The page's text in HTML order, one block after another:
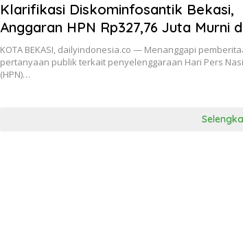
Klarifikasi Diskominfosantik Bekasi,
Anggaran HPN Rp327,76 Juta Murni
APBD,Media Minta Nama EO &
dugaan dana tambahan
KOTA BEKASI, dailyindonesia.co — Menanggapi
pertanyaan publik terkait penyelenggaraan Hari Pers
(HPN)…